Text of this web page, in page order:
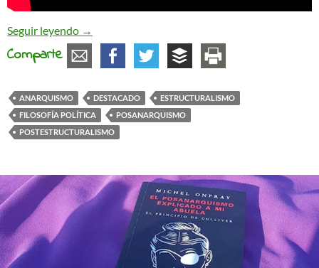
Seguir leyendo Reflexiones sobre el posanarquismo
→
Comparte
ANARQUISMO DESTACADO
ESTRUCTURALISMO
FILOSOFÍA POLÍTICA
POSANARQUISMO
POSTESTRUCTURALISMO